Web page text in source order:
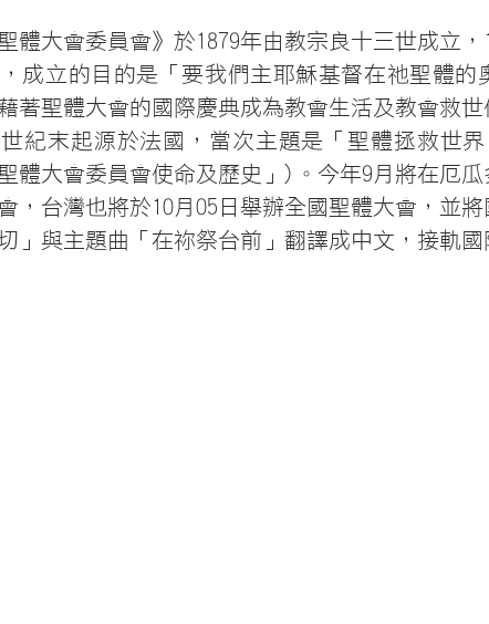
體大會委員會》於1879年由教宗良十三世成立
成立的目的是「要我們主耶穌基督在祂聖體的
著聖體大會的國際慶典成為教會生活及教會救
紀末起源於法國，當次主題是「聖體拯救世
體大會委員會使命及歷史」)。今年9月將在厄
，台灣也將於10月05日舉辦全國聖體大會，並
」與主題曲「在祢祭台前」翻譯成中文，接軌國